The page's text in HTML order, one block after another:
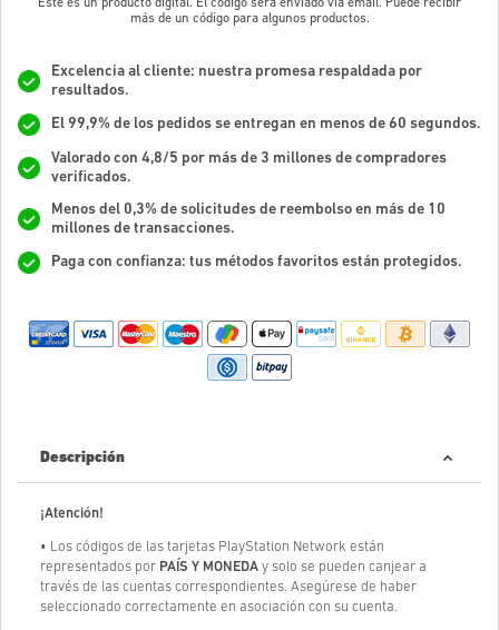
Este es un producto digital. El código será enviado vía email. Puede recibir
más de un código para algunos productos.
Excelencia al cliente: nuestra promesa respaldada por
resultados.
El 99,9% de los pedidos se entregan en menos de 60 segundos.
Valorado con 4,8/5 por más de 3 millones de compradores
verificados.
Menos del 0,3% de solicitudes de reembolso en más de 10
millones de transacciones.
Paga con confianza: tus métodos favoritos están protegidos.
Descripción
¡Atención!
• Los códigos de las tarjetas PlayStation Network están
representados por PAÍS Y MONEDA y solo se pueden canjear a
través de las cuentas correspondientes. Asegúrese de haber
seleccionado correctamente en asociación con su cuenta.